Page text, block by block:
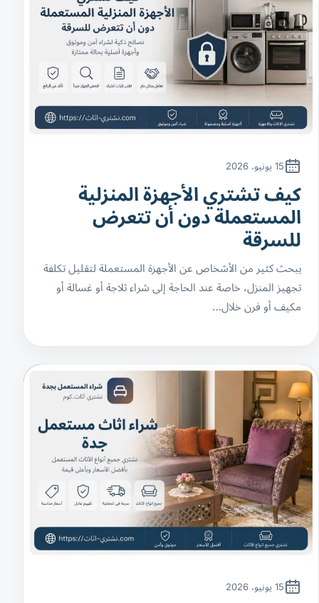
15 يونيو، 2026
كيف تشتري الأجهزة المنزلية
المستعملة دون أن تتعرض
للسرقة
يبحث كثير من الأشخاص عن الأجهزة المستعملة لتقليل تكلفة
تجهيز المنزل، خاصة عند الحاجة إلى شراء ثلاجة أو غسالة أو
مكيف أو فرن خلال…
15 يونيو، 2026